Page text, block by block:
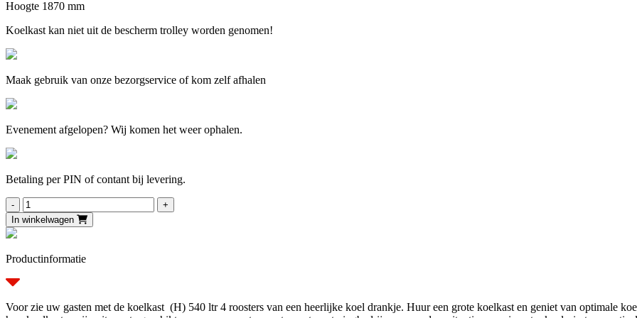
Hoogte 1870 mm
Koelkast kan niet uit de bescherm trolley worden genomen!
Maak gebruik van onze bezorgservice of kom zelf afhalen
Evenement afgelopen? Wij komen het weer ophalen.
Betaling per PIN of contant bij levering.
Koelkast
(H)
540
ltr-
4
roosters.
aantal
In winkelwagen
Productinformatie
Voor zie uw gasten met de koelkast (H) 540 ltr 4 roosters van een heerlijke koel drankje. Huur een grote koelkast en geniet van optimale